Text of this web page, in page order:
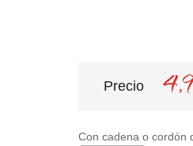
Precio
Con cadena o cordón